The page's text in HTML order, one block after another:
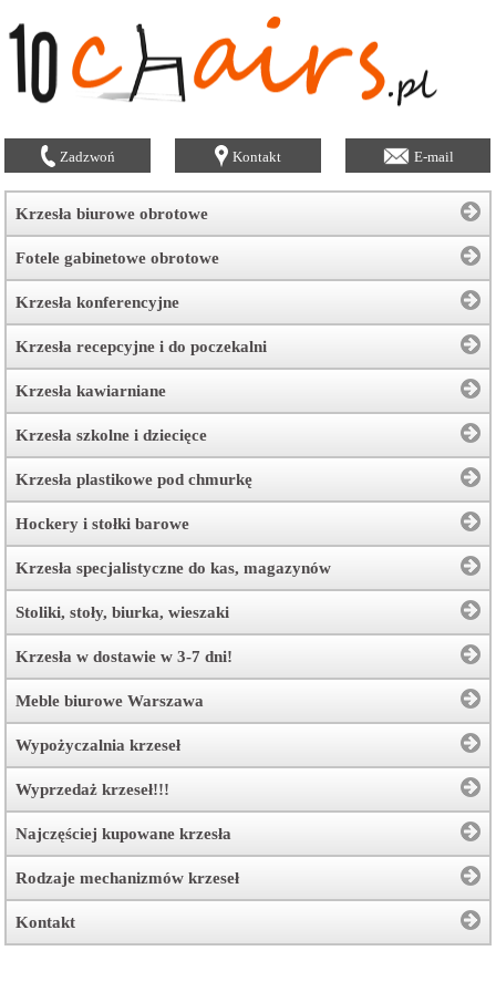
Zadzwoń Kontakt E-mail
Krzesła biurowe obrotowe
Fotele gabinetowe obrotowe
Krzesła konferencyjne
Krzesła recepcyjne i do poczekalni
Krzesła kawiarniane
Krzesła szkolne i dziecięce
Krzesła plastikowe pod chmurkę
Hockery i stołki barowe
Krzesła specjalistyczne do kas, magazynów
Stoliki, stoły, biurka, wieszaki
Krzesła w dostawie w 3-7 dni!
Meble biurowe Warszawa
Wypożyczalnia krzeseł
Wyprzedaż krzeseł!!!
Najczęściej kupowane krzesła
Rodzaje mechanizmów krzeseł
Kontakt